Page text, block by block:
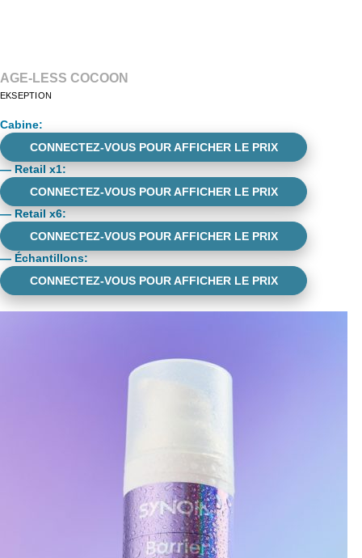
AGE-LESS COCOON
EKSEPTION
Cabine:
CONNECTEZ-VOUS POUR AFFICHER LE PRIX
— Retail x1:
CONNECTEZ-VOUS POUR AFFICHER LE PRIX
— Retail x6:
CONNECTEZ-VOUS POUR AFFICHER LE PRIX
— Échantillons:
CONNECTEZ-VOUS POUR AFFICHER LE PRIX